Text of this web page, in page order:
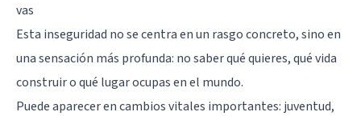
vas
Esta inseguridad no se centra en un rasgo concreto, sino en
una sensación más profunda: no saber qué quieres, qué vida
construir o qué lugar ocupas en el mundo.
Puede aparecer en cambios vitales importantes: juventud,